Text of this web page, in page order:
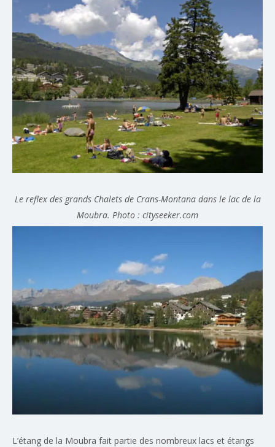
Le reflex des grands Chalets de Crans-Montana dans le lac de la
Moubra. Photo : cityseeker.com
L’étang de la Moubra fait partie des nombreux lacs et étangs